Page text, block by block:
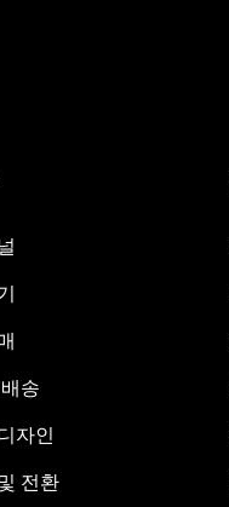
송
자인
전환